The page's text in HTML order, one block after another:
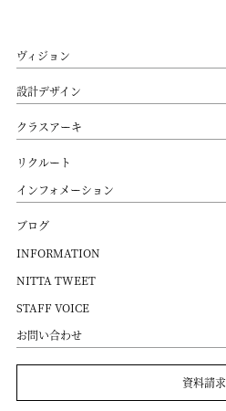
ヴィジョン
設計デザイン
クラスアーキ
リクルート
インフォメーション
ブログ
INFORMATION
NITTA TWEET
STAFF VOICE
お問い合わせ
資料請求